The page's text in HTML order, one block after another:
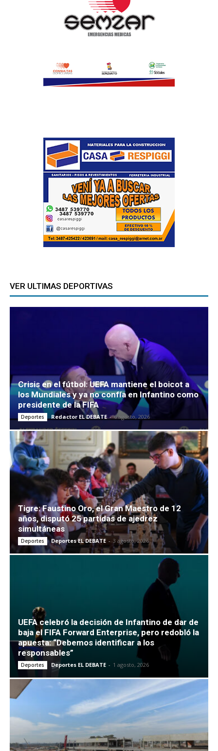
VER ULTIMAS DEPORTIVAS
Crisis en el fútbol: UEFA mantiene el boicot a
los Mundiales y ya no confía en Infantino como
presidente de la FIFA
Deportes Redactor EL DEBATE - 6 agosto, 2026
Tigre: Faustino Oro, el Gran Maestro de 12
años, disputó 25 partidas de ajedrez
simultáneas
Deportes Deportes EL DEBATE - 3 agosto, 2026
UEFA celebró la decisión de Infantino de dar de
baja el FIFA Forward Enterprise, pero redobló la
apuesta: “Debemos identificar a los
responsables”
Deportes Deportes EL DEBATE - 1 agosto, 2026